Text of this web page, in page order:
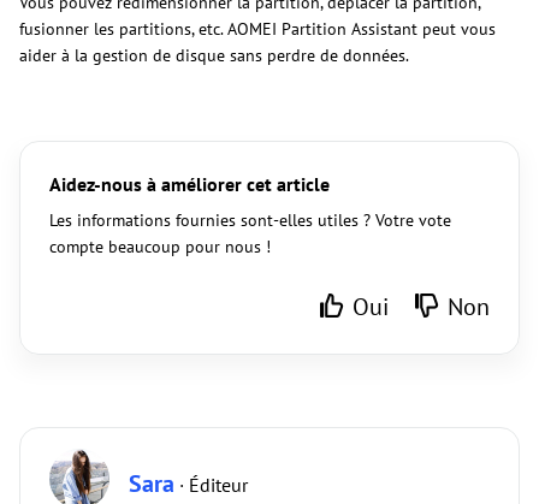
fusionner les partitions, etc. AOMEI Partition Assistant peut vous
aider à la gestion de disque sans perdre de données.
Aidez-nous à améliorer cet article
Les informations fournies sont-elles utiles ? Votre vote
compte beaucoup pour nous !
Oui Non
Sara · Éditeur